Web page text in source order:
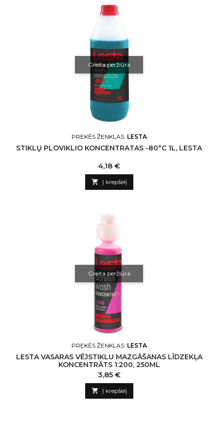
Greita peržiūra
PREKĖS ŽENKLAS: LESTA
STIKLŲ PLOVIKLIO KONCENTRATAS -80°C 1L, LESTA
Kaina
4,18 €
 Į krepšelį
Greita peržiūra
PREKĖS ŽENKLAS: LESTA
LESTA VASARAS VĒJSTIKLU MAZGĀŠANAS LĪDZEKĻA
KONCENTRĀTS 1:200, 250ML
Kaina
3,85 €
 Į krepšelį